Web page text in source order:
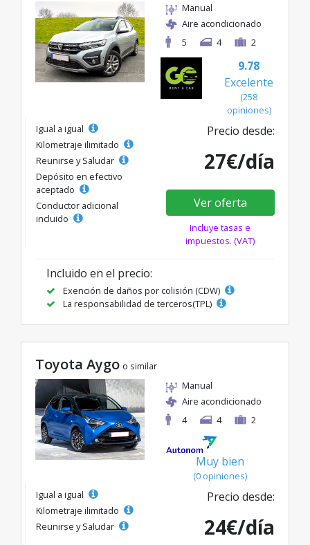
Manual
Aire acondicionado
5
4 2
9.78
Excelente
(258
opiniones)
Igual a igual
Kilometraje ilimitado
Reunirse y Saludar
Depósito en efectivo
aceptado
Conductor adicional
incluido
Precio desde:
27€/día
Ver oferta
Incluye tasas e
impuestos. (VAT)
Incluido en el precio:
Exención de daños por colisión (CDW)
La responsabilidad de terceros(TPL)
Toyota Aygo o similar
Manual
Aire acondicionado
4
4 2
Muy bien
(0 opiniones)
Igual a igual
Kilometraje ilimitado
Reunirse y Saludar
Precio desde:
24€/día